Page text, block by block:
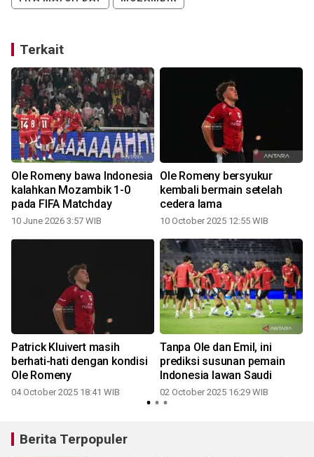
Terkait
Ole Romeny bawa Indonesia
kalahkan Mozambik 1-0
pada FIFA Matchday
10 June 2026 3:57 WIB
Ole Romeny bersyukur
kembali bermain setelah
cedera lama
10 October 2025 12:55 WIB
Patrick Kluivert masih
berhati-hati dengan kondisi
Ole Romeny
04 October 2025 18:41 WIB
Tanpa Ole dan Emil, ini
prediksi susunan pemain
Indonesia lawan Saudi
02 October 2025 16:29 WIB
Berita Terpopuler